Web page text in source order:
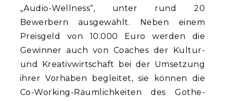
„Audio-Wellness“, unter rund 20
Bewerbern ausgewählt. Neben einem
Preisgeld von 10.000 Euro werden die
Gewinner auch von Coaches der Kultur-
und Kreativwirtschaft bei der Umsetzung
ihrer Vorhaben begleitet, sie können die
Co-Working-Räumlichkeiten des Gothe-